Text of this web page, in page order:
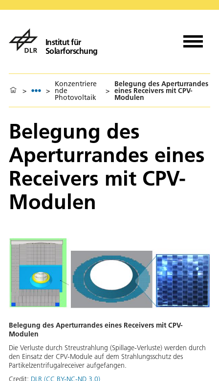
Institut für
Solarforschung
> >
Konzentriere
nde
Photovoltaik
>
Belegung des Aperturrandes
eines Receivers mit CPV-
Modulen
Belegung des
Aperturrandes eines
Receivers mit CPV-
Modulen
Belegung des Aperturrandes eines Receivers mit CPV-
Modulen
Die Verluste durch Streustrahlung (Spillage-Verluste) werden durch
den Einsatz der CPV-Module auf dem Strahlungsschutz des
Partikelzentrifugalreceiver aufgefangen.
Credit: DLR (CC BY-NC-ND 3.0)